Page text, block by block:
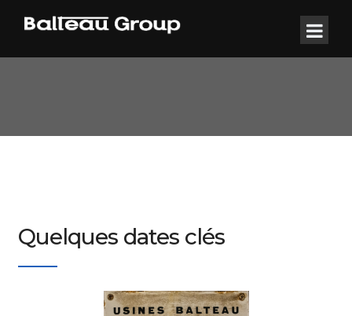
Quelques dates clés